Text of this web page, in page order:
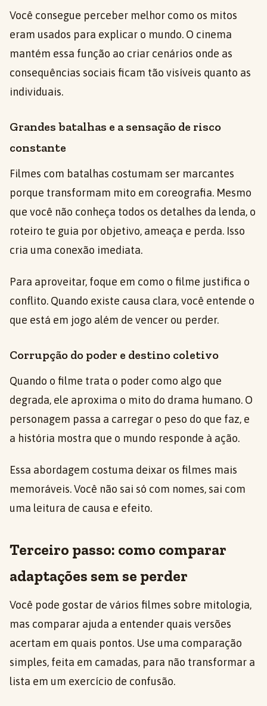
Você consegue perceber melhor como os mitos
eram usados para explicar o mundo. O cinema
mantém essa função ao criar cenários onde as
consequências sociais ficam tão visíveis quanto as
individuais.
Grandes batalhas e a sensação de risco
constante
Filmes com batalhas costumam ser marcantes
porque transformam mito em coreografia. Mesmo
que você não conheça todos os detalhes da lenda, o
roteiro te guia por objetivo, ameaça e perda. Isso
cria uma conexão imediata.
Para aproveitar, foque em como o filme justifica o
conflito. Quando existe causa clara, você entende o
que está em jogo além de vencer ou perder.
Corrupção do poder e destino coletivo
Quando o filme trata o poder como algo que
degrada, ele aproxima o mito do drama humano. O
personagem passa a carregar o peso do que faz, e
a história mostra que o mundo responde à ação.
Essa abordagem costuma deixar os filmes mais
memoráveis. Você não sai só com nomes, sai com
uma leitura de causa e efeito.
Terceiro passo: como comparar
adaptações sem se perder
Você pode gostar de vários filmes sobre mitologia,
mas comparar ajuda a entender quais versões
acertam em quais pontos. Use uma comparação
simples, feita em camadas, para não transformar a
lista em um exercício de confusão.